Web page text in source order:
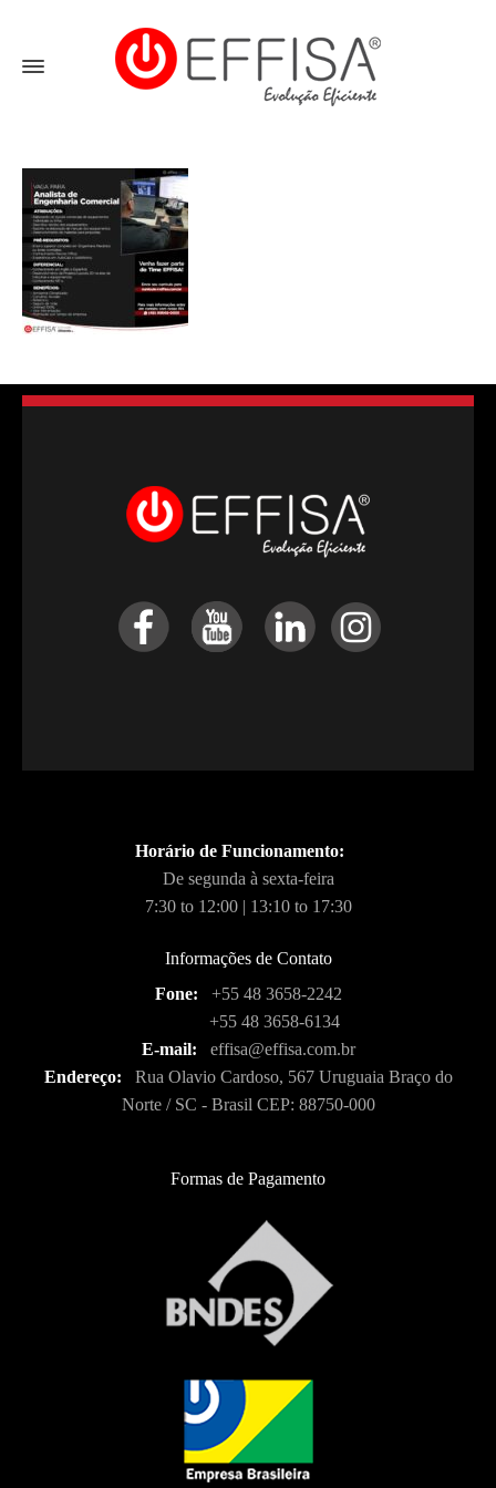
Horário de Funcionamento:
De segunda à sexta-feira
7:30 to 12:00 | 13:10 to 17:30
Informações de Contato
Fone:
+55 48 3658-2242
+55 48 3658-6134
E-mail:
effisa@effisa.com.br
Endereço:
Rua Olavio Cardoso, 567 Uruguaia Braço do
Norte / SC - Brasil CEP: 88750-000
Formas de Pagamento